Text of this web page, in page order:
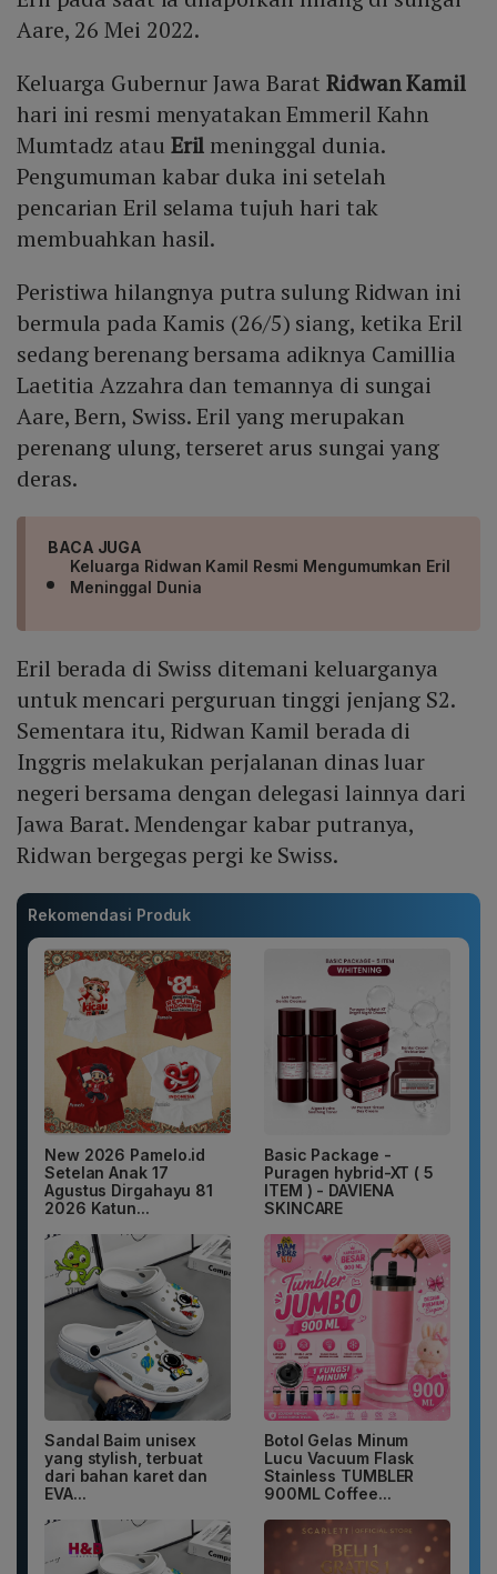
Aare, 26 Mei 2022.
Keluarga Gubernur Jawa BaratRidwan Kamil
hari ini resmi menyatakan Emmeril Kahn
Mumtadz atau Eril meninggal dunia.
Pengumuman kabar duka ini setelah
pencarian Eril selama tujuh hari tak
membuahkan hasil.
Peristiwa hilangnya putra sulung Ridwan ini
bermula pada Kamis (26/5) siang, ketika Eril
sedang berenang bersama adiknya Camillia
Laetitia Azzahra dan temannya di sungai
Aare, Bern, Swiss. Eril yang merupakan
perenang ulung, terseret arus sungai yang
deras.
BACA JUGA
Keluarga Ridwan Kamil Resmi Mengumumkan Eril
Meninggal Dunia
Eril berada di Swiss ditemani keluarganya
untuk mencari perguruan tinggi jenjang S2.
Sementara itu, Ridwan Kamil berada di
Inggris melakukan perjalanan dinas luar
negeri bersama dengan delegasi lainnya dari
Jawa Barat. Mendengar kabar putranya,
Ridwan bergegas pergi ke Swiss.
Rekomendasi Produk
New 2026 Pamelo.id
Setelan Anak 17
Agustus Dirgahayu 81
2026 Katun...
Basic Package -
Puragen hybrid-XT ( 5
ITEM ) - DAVIENA
SKINCARE
Sandal Baim unisex
yang stylish, terbuat
dari bahan karet dan
EVA...
Botol Gelas Minum
Lucu Vacuum Flask
Stainless TUMBLER
900ML Coffee...